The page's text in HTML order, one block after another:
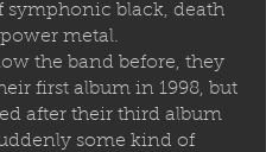
symphonic black, death
metal.
the band before, they
first album in 1998, but
after their third album
some kind of